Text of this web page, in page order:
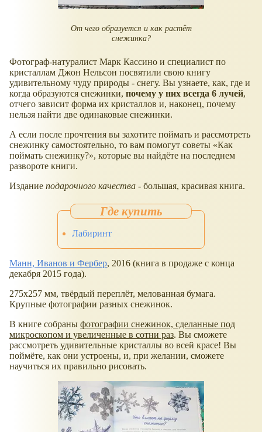
От чего образуется и как растёт
снежинка?
Фотограф-натуралист Марк Кассино и специалист по
кристаллам Джон Нельсон посвятили свою книгу
удивительному чуду природы - снегу. Вы узнаете, как, где и
когда образуются снежинки, почему у них всегда 6 лучей,
отчего зависит форма их кристаллов и, наконец, почему
нельзя найти две одинаковые снежинки.
А если после прочтения вы захотите поймать и рассмотреть
снежинку самостоятельно, то вам помогут советы
Как
поймать снежинку? , которые вы найдёте на последнем
развороте книги.
Издание подарочного качества - большая, красивая книга.
Лабиринт
Манн, Иванов и Фербер, 2016 (книга в продаже с конца
декабря 2015 года).
275x257 мм, твёрдый переплёт, мелованная бумага.
Крупные фотографии разных снежинок.
В книге собраны фотографии снежинок, сделанные под
микроскопом и увеличенные в сотни раз. Вы сможете
рассмотреть удивительные кристаллы во всей красе! Вы
поймёте, как они устроены, и, при желании, сможете
научиться их правильно рисовать.